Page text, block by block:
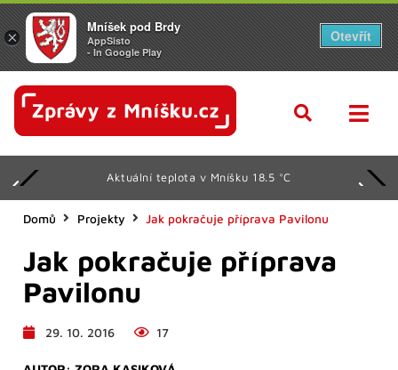
Aktuální teplota v Mníšku 18.5 °C
Domů Projekty Jak pokračuje příprava Pavilonu
Jak pokračuje příprava
Pavilonu
29. 10. 2016 17
×
Mníšek pod Brdy
AppSisto
- In Google Play
Otevřít